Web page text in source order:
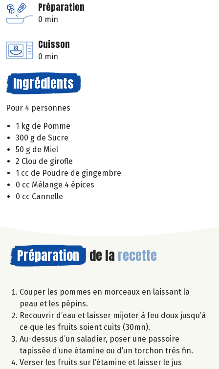
Préparation
0 min
Cuisson
0 min
Ingrédients
Pour 4 personnes
1 kg de Pomme
300 g de Sucre
50 g de Miel
2 Clou de girofle
1 cc de Poudre de gingembre
0 cc Mélange 4 épices
0 cc Cannelle
Préparation de la recette
Couper les pommes en morceaux en laissant la
peau et les pépins.
Recouvrir d’eau et laisser mijoter à feu doux jusqu’à
ce que les fruits soient cuits (30mn).
Au-dessus d’un saladier, poser une passoire
tapissée d’une étamine ou d’un torchon très fin.
Verser les fruits sur l’étamine et laisser le jus